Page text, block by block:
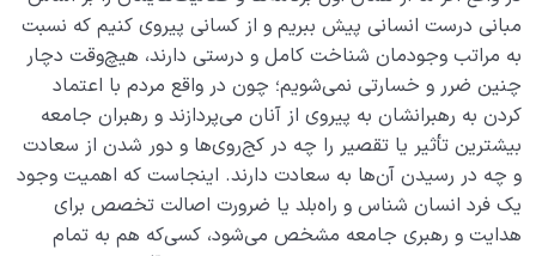
مبانی درست انسانی پیش ببریم و از کسانی پیروی کنیم که نسبت
به مراتب وجودمان شناخت کامل و درستی دارند، هیچ‌وقت دچار
چنین ضرر و خسارتی نمی­‌شویم؛ چون در واقع مردم با اعتماد
کردن به رهبرانشان به پیروی از آنان می‌پردازند و رهبران جامعه
بیشترین تأثیر یا تقصیر را چه در کج‌روی‌ها و دور شدن از سعادت
و چه در رسیدن آن‌ها به سعادت دارند. اینجاست که اهمیت وجود
یک فرد انسان­ شناس و راه‌­بلد یا ضرورت اصالت تخصص برای
هدایت و رهبری جامعه مشخص می­‌شود، کسی‌که هم به تمام